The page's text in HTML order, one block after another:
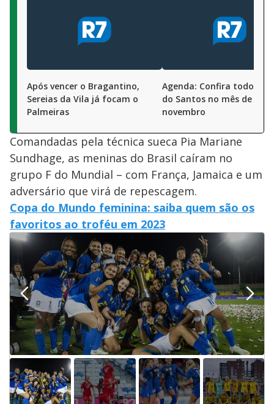
Após vencer o Bragantino,
Sereias da Vila já focam o
Palmeiras
Agenda: Confira todos os
do Santos no mês de
novembro
Comandadas pela técnica sueca Pia Mariane
Sundhage, as meninas do Brasil caíram no
grupo F do Mundial – com França, Jamaica e um
adversário que virá de repescagem.
Copa do Mundo feminina: saiba quem são os
favoritos ao troféu em 2023